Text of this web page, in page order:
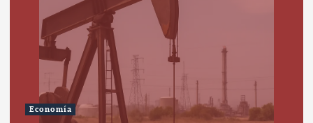
Economía